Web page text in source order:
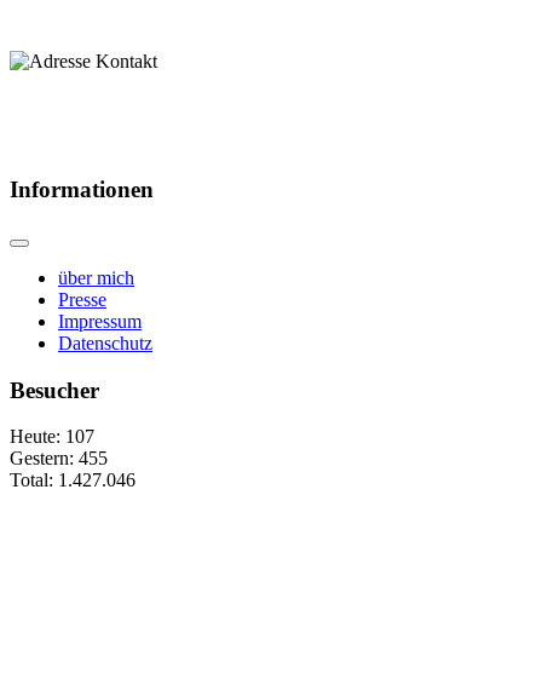
Informationen
über mich
Presse
Impressum
Datenschutz
Besucher
Heute: 107
Gestern: 455
Total: 1.427.046